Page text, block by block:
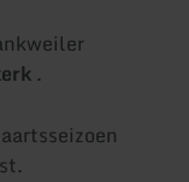
.